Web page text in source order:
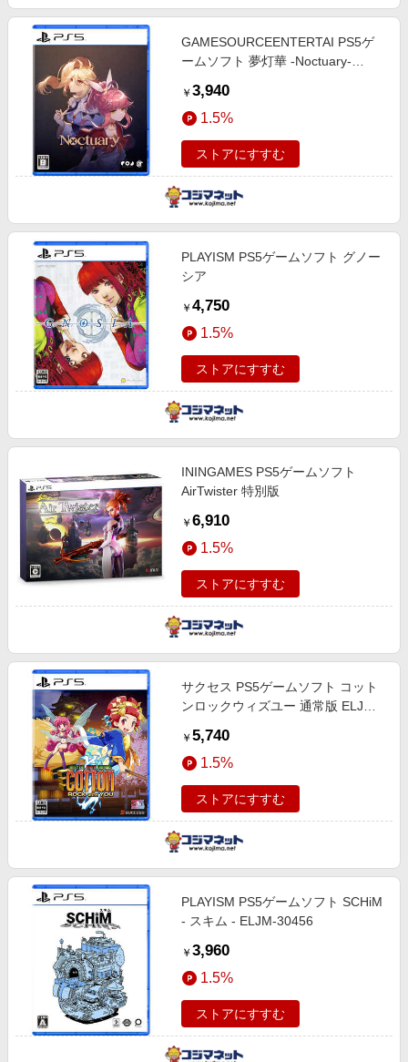
GAMESOURCEENTERTAI PS5ゲ
ームソフト 夢灯華 -Noctuary-
￥ 3,940
1.5%
ストアにすすむ
PLAYISM PS5ゲームソフト グノー
シア
￥ 4,750
1.5%
ストアにすすむ
ININGAMES PS5ゲームソフト
AirTwister 特別版
￥ 6,910
1.5%
ストアにすすむ
サクセス PS5ゲームソフト コット
ンロックウィズユー 通常版 ELJM-
￥ 5,740
1.5%
ストアにすすむ
PLAYISM PS5ゲームソフト SCHiM
- スキム - ELJM-30456
￥ 3,960
1.5%
ストアにすすむ